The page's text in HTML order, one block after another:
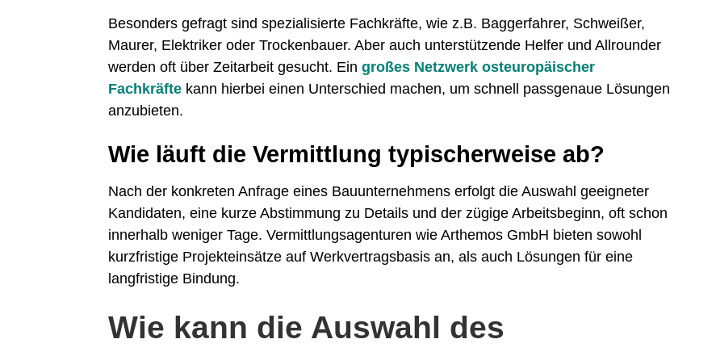
Besonders gefragt sind spezialisierte Fachkräfte, wie z.B. Baggerfahrer, Schweißer,
Maurer, Elektriker oder Trockenbauer. Aber auch unterstützende Helfer und Allrounder
werden oft über Zeitarbeit gesucht. Eingroßes Netzwerk osteuropäischer
Fachkräfte kann hierbei einen Unterschied machen, um schnell passgenaue Lösungen
anzubieten.
Wie läuft die Vermittlung typischerweise ab?
Nach der konkreten Anfrage eines Bauunternehmens erfolgt die Auswahl geeigneter
Kandidaten, eine kurze Abstimmung zu Details und der zügige Arbeitsbeginn, oft schon
innerhalb weniger Tage. Vermittlungsagenturen wie Arthemos GmbH bieten sowohl
kurzfristige Projekteinsätze auf Werkvertragsbasis an, als auch Lösungen für eine
langfristige Bindung.
Wie kann die Auswahl des